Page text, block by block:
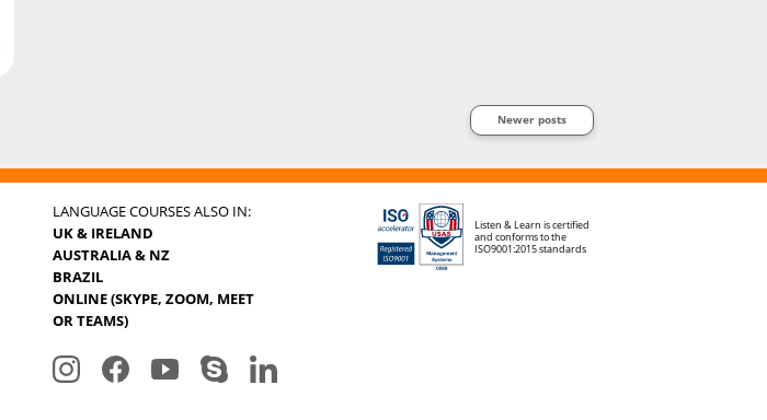
Newer posts
LANGUAGE COURSES ALSO IN:
UK & IRELAND
AUSTRALIA & NZ
BRAZIL
ONLINE (SKYPE, ZOOM, MEET
OR TEAMS)